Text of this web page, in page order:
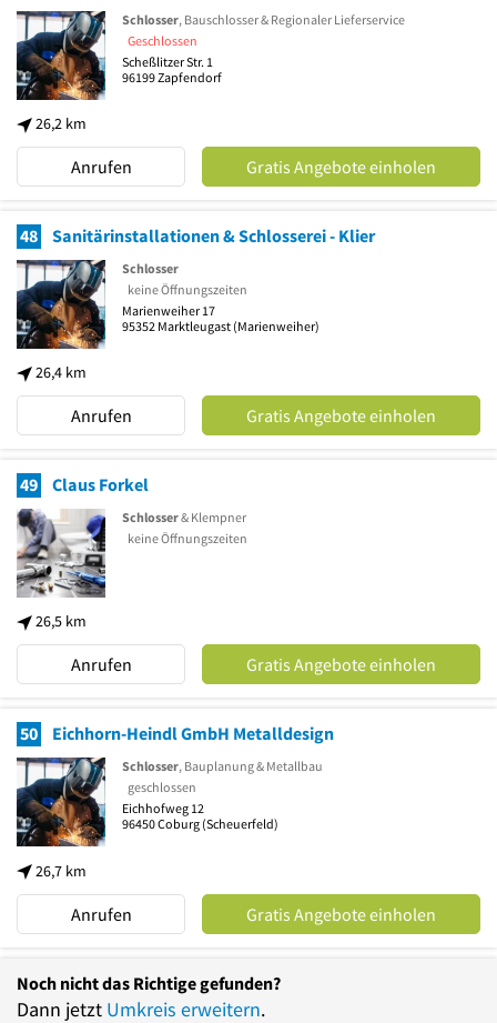
26,2 km
Schlosser, Bauschlosser & Regionaler Lieferservice
Geschlossen
Scheßlitzer Str. 1
96199 Zapfendorf
Anrufen Gratis Angebote einholen
48 Sanitärinstallationen & Schlosserei - Klier
26,4 km
Schlosser
keine Öffnungszeiten
Marienweiher 17
95352 Marktleugast (Marienweiher)
Anrufen Gratis Angebote einholen
49 Claus Forkel
26,5 km
Schlosser& Klempner
keine Öffnungszeiten
Anrufen Gratis Angebote einholen
50 Eichhorn-Heindl GmbH Metalldesign
26,7 km
Schlosser, Bauplanung & Metallbau
geschlossen
Eichhofweg 12
96450Coburg (Scheuerfeld)
Anrufen Gratis Angebote einholen
Noch nicht das Richtige gefunden?
Dann jetzt Umkreis erweitern.